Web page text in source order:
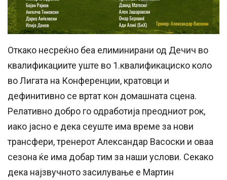
Откако несреќно беа елиминирани од Дечич во
квалификациите уште во 1.квалификациско коло
во Лигата на Конференции, кратовци и
дефинитивно се вртат кон домашната сцена.
Релативно добро го одработија преодниот рок,
иако јасно е дека сеуште има време за нови
трансфери, тренерот Александар Васоски и оваа
сезона ќе има добар тим за наши услови. Секако
дека најзвучното засилување е Мартин